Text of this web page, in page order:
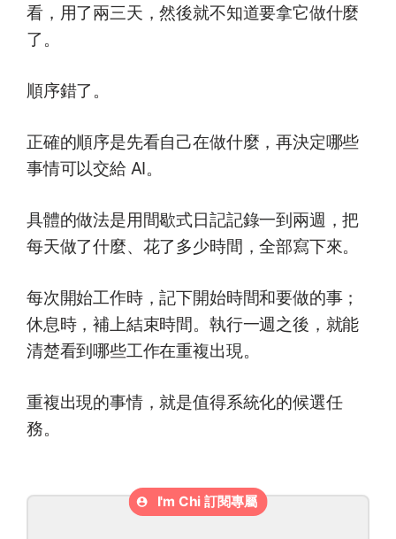
看，用了兩三天，然後就不知道要拿它做什麼
了。
順序錯了。
正確的順序是先看自己在做什麼，再決定哪些
事情可以交給 AI。
具體的做法是用間歇式日記記錄一到兩週，把
每天做了什麼、花了多少時間，全部寫下來。
每次開始工作時，記下開始時間和要做的事；
休息時，補上結束時間。執行一週之後，就能
清楚看到哪些工作在重複出現。
重複出現的事情，就是值得系統化的候選任
務。